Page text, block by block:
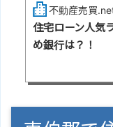
不動産売買
住宅ローン人気
め銀行は？！